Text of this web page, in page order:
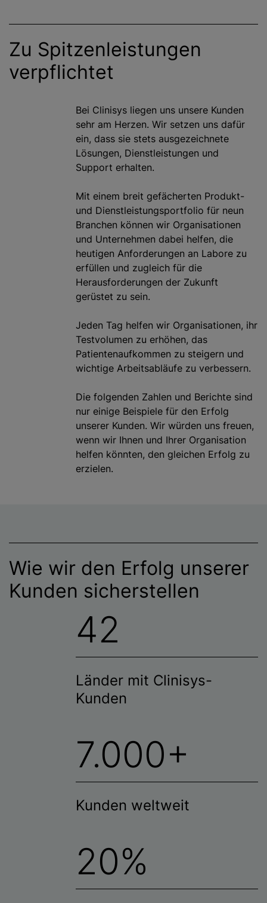
Zu Spitzenleistungen
verpflichtet
Bei Clinisys liegen uns unsere Kunden
sehr am Herzen. Wir setzen uns dafür
ein, dass sie stets ausgezeichnete
Lösungen, Dienstleistungen und
Support erhalten.
Mit einem breit gefächerten Produkt-
und Dienstleistungsportfolio für neun
Branchen können wir Organisationen
und Unternehmen dabei helfen, die
heutigen Anforderungen an Labore zu
erfüllen und zugleich für die
Herausforderungen der Zukunft
gerüstet zu sein.
Jeden Tag helfen wir Organisationen, ihr
Testvolumen zu erhöhen, das
Patientenaufkommen zu steigern und
wichtige Arbeitsabläufe zu verbessern.
Die folgenden Zahlen und Berichte sind
nur einige Beispiele für den Erfolg
unserer Kunden. Wir würden uns freuen,
wenn wir Ihnen und Ihrer Organisation
helfen könnten, den gleichen Erfolg zu
erzielen.
Wie wir den Erfolg unserer
Kunden sicherstellen
42
Länder mit Clinisys-
Kunden
7.000+
Kunden weltweit
20%